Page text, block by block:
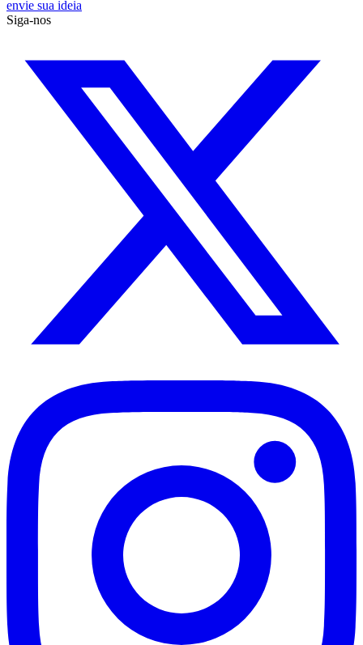
envie sua ideia
Siga-nos